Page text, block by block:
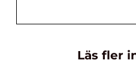
Läs fler